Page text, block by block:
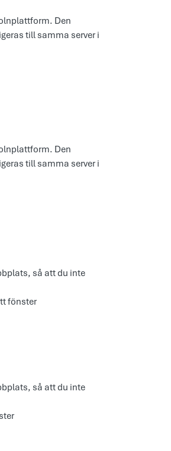
Den
till samma server i
Den
till samma server i
så att du inte
fönster
så att du inte